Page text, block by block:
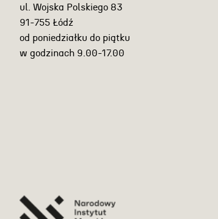
ul. Wojska Polskiego 83
91-755 Łódź
od poniedziałku do piątku
w godzinach 9.00-17.00